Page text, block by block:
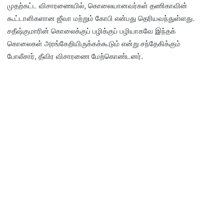
முதற்கட்ட விசாரணையில், கொலையானவர்கள் தணிகாவின்
கூட்டாளிகளான ஜீவா மற்றும் கோபி என்பது தெரியவந்துள்ளது.
சதீஷ்குமாரின் கொலைக்குப் பழிக்குப் பழியாகவே இந்தக்
கொலைகள் அரங்கேறியிருக்கக்கூடும் என்று சந்தேகிக்கும்
போலீசார், தீவிர விசாரணை மேற்கொண்டனர்.